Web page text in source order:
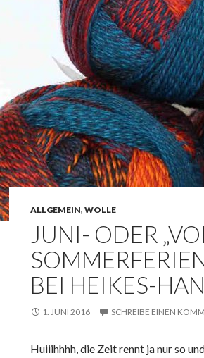
ALLGEMEIN, WOLLE
JUNI- ODER
BEI HEIKES-
1. JUNI 2016 SCHREIBE EINEN
Huiiihhhh, die Zeit rennt ja nur so